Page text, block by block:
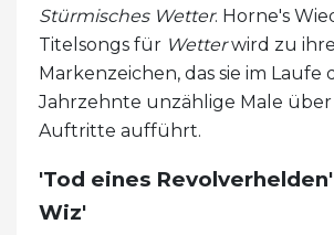
Stürmisches Wetter. Horne's
Titelsongs für Wetterwird zu
Markenzeichen, das sie im Laufe
Jahrzehnte unzählige Male über
Auftritte aufführt.
'Tod eines
Wiz'